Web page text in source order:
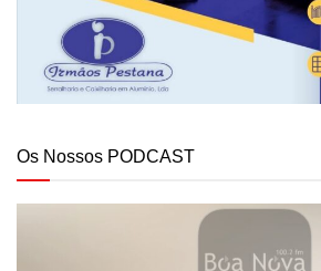
Os Nossos PODCAST